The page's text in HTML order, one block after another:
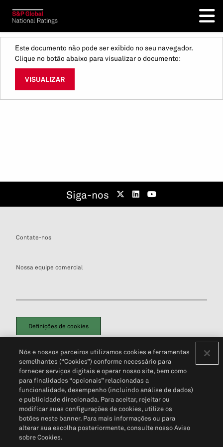
Este documento não pode ser exibido no seu navegador.
Clique no botão abaixo para visualizar o documento:
VISUALIZAR
Siga-nos
Contate-nos
Nossa equipe comercial
Definições de cookies
Política de PrivacidadePortal de privacidade do cliente (em inglês)
Não Venda Minhas Informações Pessoais© 2026 S&P Global
Nós e nossos parceiros utilizamos cookies e ferramentas
semelhantes (“Cookies”) conforme necessário para
fornecer serviços digitais e operar nosso site, bem como
para finalidades “opcionais” relacionadas a
funcionalidade, desempenho (incluindo análise de dados)
e publicidade direcionada. Para aceitar, rejeitar ou
modificar suas configurações de cookies, utilize os
botões neste banner. Para mais informações ou para
alterar sua escolha posteriormente, consulte nosso Aviso
sobre Cookies.